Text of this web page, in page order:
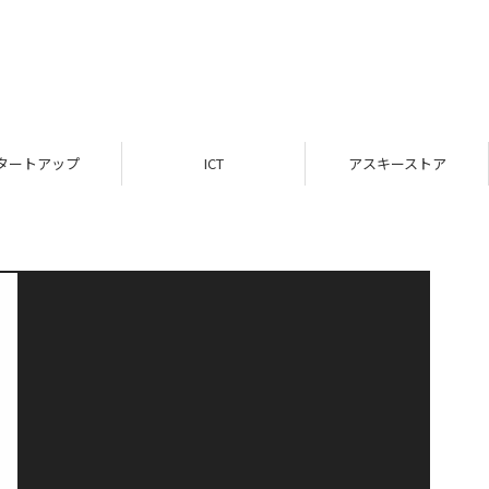
ートアップ ICT アスキーストア